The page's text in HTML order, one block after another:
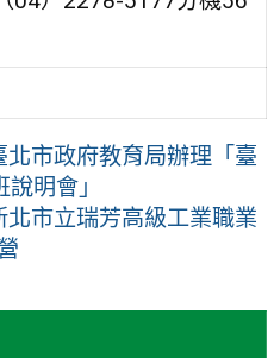
北市政府教育局辦理「臺
明會」
北市立瑞芳高級工業職業